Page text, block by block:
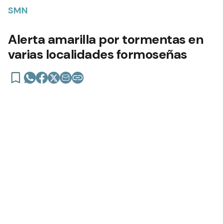
SMN
Alerta amarilla por tormentas en
varias localidades formoseñas